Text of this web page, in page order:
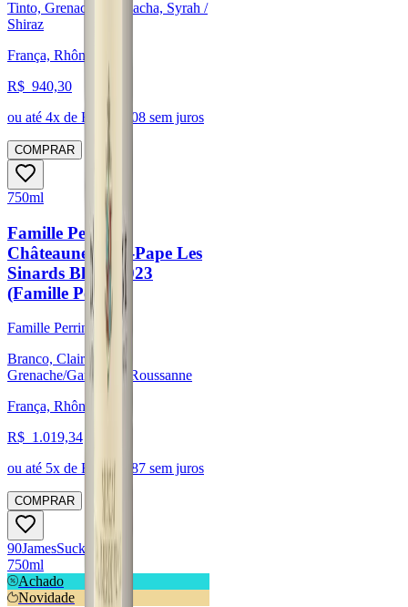
Tinto, Grenache/Garnacha, Syrah /
Shiraz
França, Rhône
R$ 940,30
ou até 4x de R$ 235,08 sem juros
COMPRAR
750ml
Famille Perrin
Châteauneuf-du-Pape Les
Sinards Blanc 2023
(Famille Perrin)
Famille Perrin
Branco, Clairette,
Grenache/Garnacha, Roussanne
França, Rhône
R$ 1.019,34
ou até 5x de R$ 203,87 sem juros
COMPRAR
90JamesSuckling
750ml
Achado
Novidade